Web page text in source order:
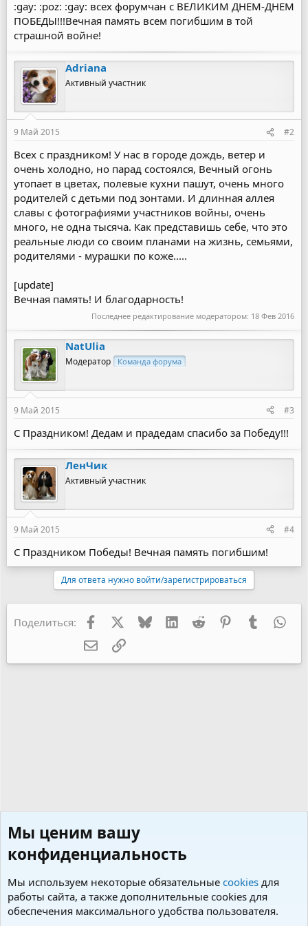
:gay: :poz: :gay: всех форумчан с ВЕЛИКИМ ДНЕМ-ДНЕМ
ПОБЕДЫ!!!Вечная память всем погибшим в той
страшной войне!
Adriana
Активный участник
9 Май 2015 #2
Всех с праздником! У нас в городе дождь, ветер и
очень холодно, но парад состоялся, Вечный огонь
утопает в цветах, полевые кухни пашут, очень много
родителей с детьми под зонтами. И длинная аллея
славы с фотографиями участников войны, очень
много, не одна тысяча. Как представишь себе, что это
реальные люди со своим планами на жизнь, семьями,
родителями - мурашки по коже.....
[update]
Вечная память! И благодарность!
Последнее редактирование модератором: 18 Фев 2016
NatUlia
Модератор Команда форума
9 Май 2015 #3
С Праздником! Дедам и прадедам спасибо за Победу!!!
ЛенЧик
Активный участник
9 Май 2015 #4
С Праздником Победы! Вечная память погибшим!
Для ответа нужно войти/зарегистрироваться
Поделиться: Facebook BlueskyLinkedInReddit PinterestTumblr
Электронная почта
Ссылка
Поздравления
Мы ценим вашу
конфиденциальность
Мы используем некоторые обязательные cookies для
работы сайта, а также дополнительные cookies для
обеспечения максимального удобства пользователя.